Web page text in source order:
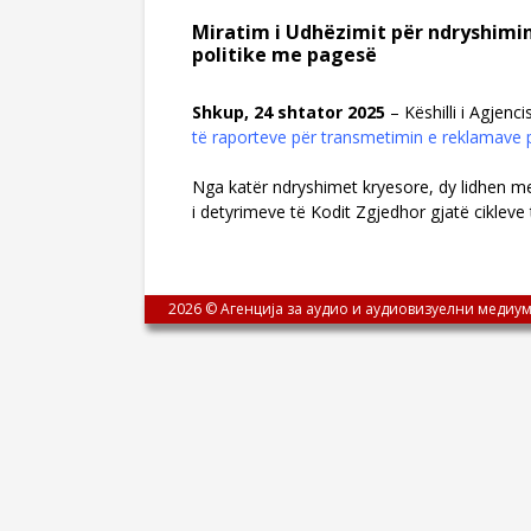
Miratim i Udhëzimit për
politike me pagesë
Shkup, 24 shtator 2025 – Këshilli i
të raporteve për transmetimin e reklamave
Nga katër ndryshimet kryesore, dy lidhen
i detyrimeve të Kodit Zgjedhor gjatë cikleve
2026 © Агенција за аудио и аудиовизуелни